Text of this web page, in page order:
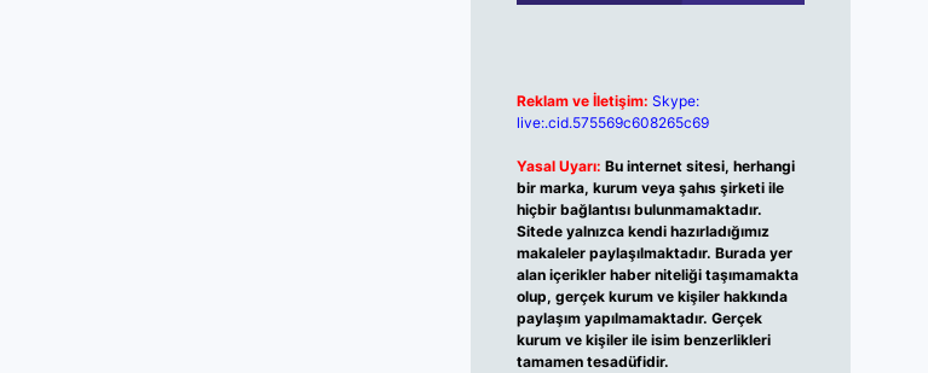
Reklam ve İletişim: Skype:
live:.cid.575569c608265c69
Yasal Uyarı: Bu internet sitesi, herhangi
bir marka, kurum veya şahıs şirketi ile
hiçbir bağlantısı bulunmamaktadır.
Sitede yalnızca kendi hazırladığımız
makaleler paylaşılmaktadır. Burada yer
alan içerikler haber niteliği taşımamakta
olup, gerçek kurum ve kişiler hakkında
paylaşım yapılmamaktadır. Gerçek
kurum ve kişiler ile isim benzerlikleri
tamamen tesadüfidir.